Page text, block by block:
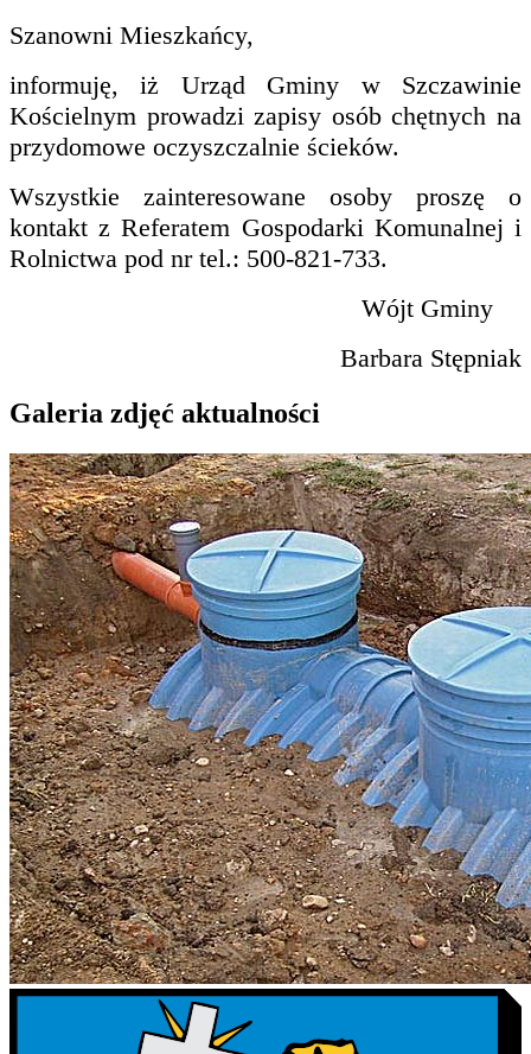
Szanowni Mieszkańcy,
informuję, iż Urząd Gminy w Szczawinie
Kościelnym prowadzi zapisy osób chętnych na
przydomowe oczyszczalnie ścieków.
Wszystkie zainteresowane osoby proszę o
kontakt z Referatem Gospodarki Komunalnej i
Rolnictwa pod nr tel.: 500-821-733.
Wójt Gminy
Barbara Stępniak
Galeria zdjęć aktualności